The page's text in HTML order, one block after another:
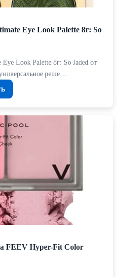
Eye Look Palette 8г: So
Look Palette 8г: So Jaded от
реше…
FEEV Hyper-Fit Color